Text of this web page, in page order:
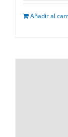
Añadir al